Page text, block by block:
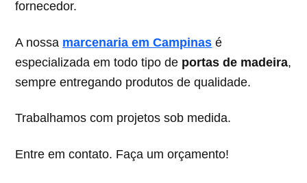
fornecedor.
A nossa marcenaria em Campinas é
especializada em todo tipo de portas de madeira,
sempre entregando produtos de qualidade.
Trabalhamos com projetos sob medida.
Entre em contato. Faça um orçamento!